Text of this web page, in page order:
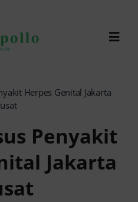
Herpes Genital Jakarta
Penyakit
Jakarta